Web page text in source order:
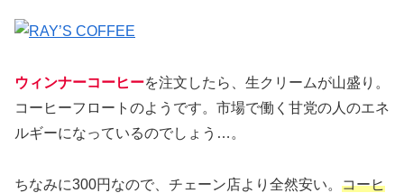
ウィンナーコーヒーを注文したら、生クリームが山盛り。
コーヒーフロートのようです。市場で働く甘党の人のエネ
ルギーになっているのでしょう…。
ちなみに300円なので、チェーン店より全然安い。 コーヒ